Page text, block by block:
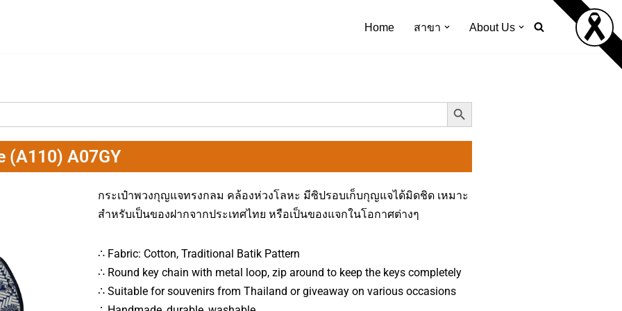
Home สาขา About Us
Search Button
(A110) A07GY
กระเป๋าพวงกุญแจทรงกลม คล้องห่วงโลหะ มีซิปรอบเก็บกุญแจได้มิดชิด เหมาะ
สำหรับเป็นของฝากจากประเทศไทย หรือเป็นของแจกในโอกาศต่างๆ
∴ Fabric: Cotton, Traditional Batik Pattern
∴ Round key chain with metal loop, zip around to keep the keys completely
∴ Suitable for souvenirs from Thailand or giveaway on various occasions